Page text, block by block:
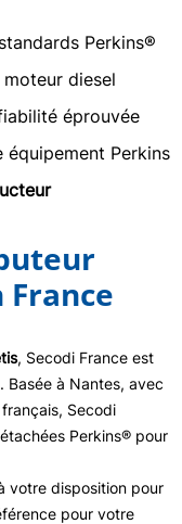
Perkins®
diesel
éprouvée
Perkins
, Secodi France est
à Nantes, avec
Secodi
Perkins® pour
votre disposition pour
pour votre